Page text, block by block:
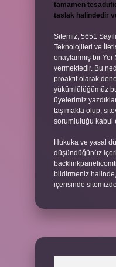
tamamen
taslak halindedir
Sitemiz, 5651
Teknolojileri ve
onaylanmış bir Yer
vermektedir. Bu
proaktif olarak
yükümlülüğümüz
üyelerimiz
taşımakta olup,
sorumluluğu kabul
Hukuka ve yasal
düşündüğünüz
bildirmeniz
içerisinde